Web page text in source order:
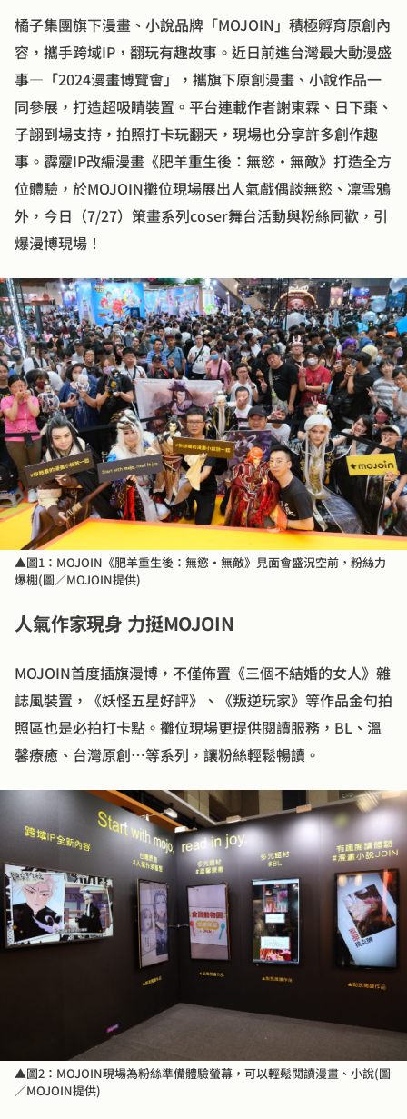
橘子集團旗下漫畫、小說品牌「MOJOIN」積極孵育原創內
容，攜手跨域IP，翻玩有趣故事。近日前進台灣最大動漫盛
事—「2024漫畫博覽會」，攜旗下原創漫畫、小說作品一
同參展，打造超吸睛裝置。平台連載作者謝東霖、日下棗、
子詡到場支持，拍照打卡玩翻天，現場也分享許多創作趣
事。霹靂IP改編漫畫《肥羊重生後：無慾·無敵》打造全方
位體驗，於MOJOIN攤位現場展出人氣戲偶談無慾、凜雪鴉
外，今日（7/27）策畫系列coser舞台活動與粉絲同歡，引
爆漫博現場！
▲圖1：MOJOIN《肥羊重生後：無慾·無敵》見面會盛況空前，粉絲力
爆棚(圖／MOJOIN提供)
人氣作家現身 力挺MOJOIN
MOJOIN首度插旗漫博，不僅佈置《三個不結婚的女人》雜
誌風裝置，《妖怪五星好評》、《叛逆玩家》等作品金句拍
照區也是必拍打卡點。攤位現場更提供閱讀服務，BL、溫
馨療癒、台灣原創⋯等系列，讓粉絲輕鬆暢讀。
▲圖2：MOJOIN現場為粉絲準備體驗螢幕，可以輕鬆閱讀漫畫、小說(圖
／MOJOIN提供)